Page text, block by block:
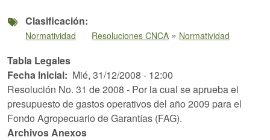
Clasificación
Normatividad Resoluciones CNCA » Normatividad
Tabla Legales
Fecha Inicial
Mié, 31/12/2008 - 12:00
Resolución No. 31 de 2008 - Por la cual se aprueba el
presupuesto de gastos operativos del año 2009 para el
Fondo Agropecuario de Garantías (FAG).
Archivos Anexos